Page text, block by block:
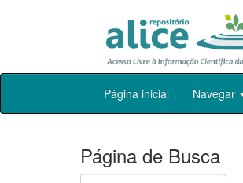
Skip
Página inicial Navegar
Página de Busca